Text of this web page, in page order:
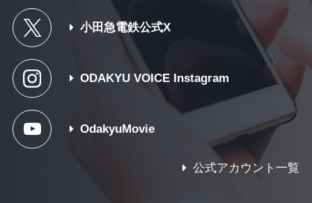
小田急電鉄公式X
ODAKYU VOICE Instagram
OdakyuMovie
公式アカウント一覧